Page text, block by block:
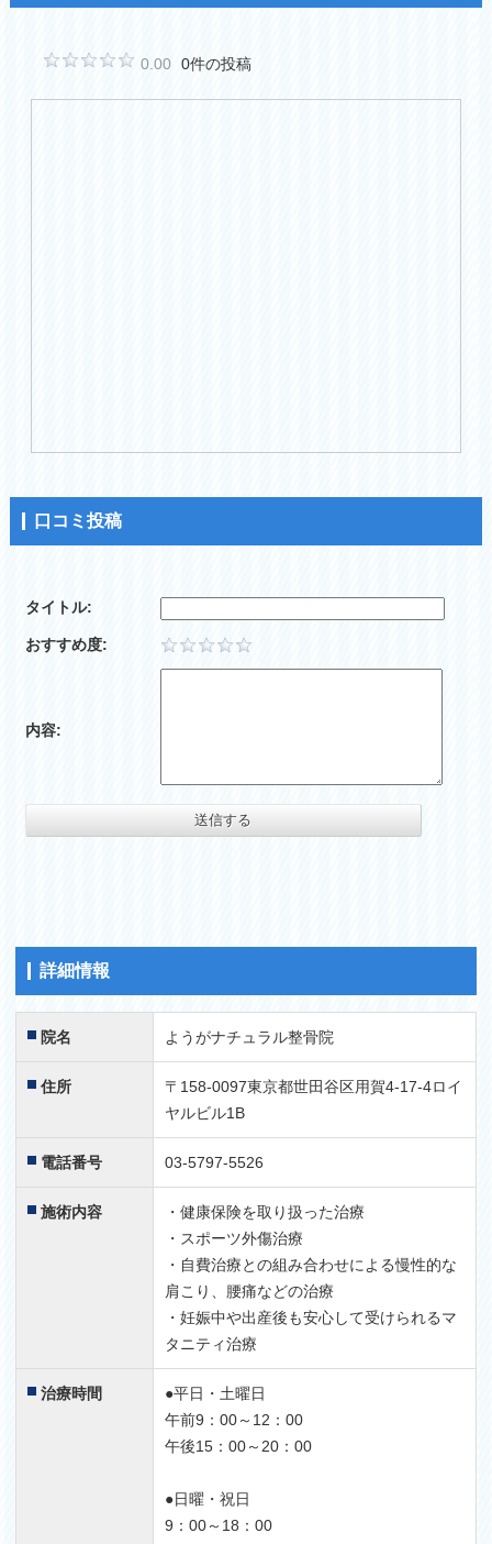
0.00 0件の投稿
口コミ投稿
タイトル:
おすすめ度:
内容:
詳細情報
院名 ようがナチュラル整骨院
住所
〒158-0097東京都世田谷区用賀4-17-4ロイ
ヤルビル1B
電話番号 03-5797-5526
施術内容
・健康保険を取り扱った治療
・スポーツ外傷治療
・自費治療との組み合わせによる慢性的な
肩こり、腰痛などの治療
・妊娠中や出産後も安心して受けられるマ
タニティ治療
治療時間
●平日・土曜日
午前9：00～12：00
午後15：00～20：00
●日曜・祝日
9：00～18：00